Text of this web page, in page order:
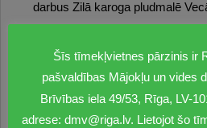
darbus Zilā karoga pludmalē
uzstādīta pārģērbšanās kabīne
traucējumiem. Jaunā kabīne
Selgas ielaspieejas peldvietai.
ievērojot invalīdu un viņu draugu
Šīs tīmekļvietnes pārzinis ir
pašvaldības Mājokļu un vides
Brīvības iela 49/53, Rīga, LV-
adrese: dmv@riga.lv. Lietojot šo